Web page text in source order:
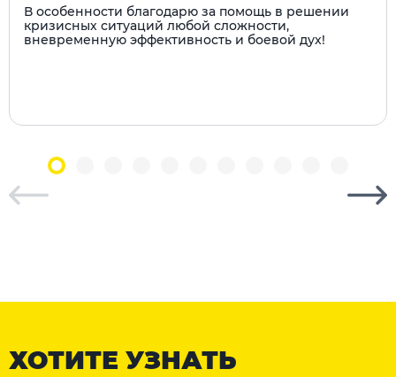
В особенности благодарю за помощь в решении
кризисных ситуаций любой сложности,
вневременную эффективность и боевой дух!
ХОТИТЕ УЗНАТЬ